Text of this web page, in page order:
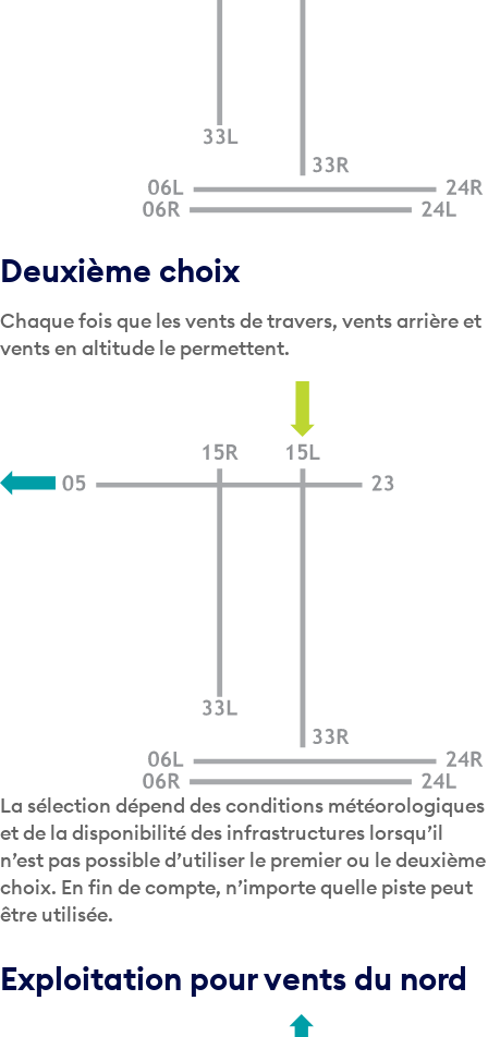
Deuxième choix
Chaque fois que les vents de travers, vents arrière et
vents en altitude le permettent.
La sélection dépend des conditions météorologiques
et de la disponibilité des infrastructures lorsqu’il
n’est pas possible d’utiliser le premier ou le deuxième
choix. En fin de compte, n’importe quelle piste peut
être utilisée.
Exploitation pour vents du nord